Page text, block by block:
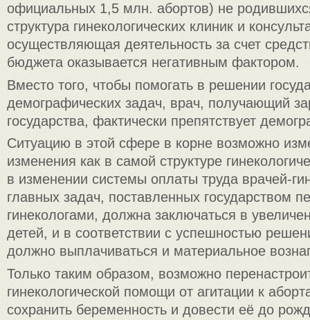
официальных 1,5 млн. абортов) не
структура гинекологических клиник и
осуществляющая деятельность за счет
бюджета оказывается негативным фактором.
Вместо того, чтобы помогать в решении
демографических задач, врач, получающий
государства, фактически препятствует
Ситуацию в этой сфере в корне возможно
изменения как в самой структуре
в изменении системы оплаты труда врачей-
главных задач, поставленных государством
гинекологами, должна заключаться в
детей, и в соответствии с успешностью
должно выплачиваться и материальное
Только таким образом, возможно
гинекологической помощи от агитации к
сохранить беременность и довести её до